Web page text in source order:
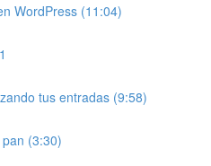
WordPress (11:04)
tus entradas (9:58)
(3:30)